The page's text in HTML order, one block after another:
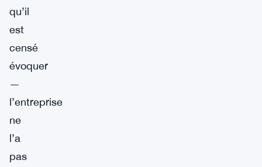
qu’il
est
censé
évoquer
—
l’entreprise
ne
l’a
pas